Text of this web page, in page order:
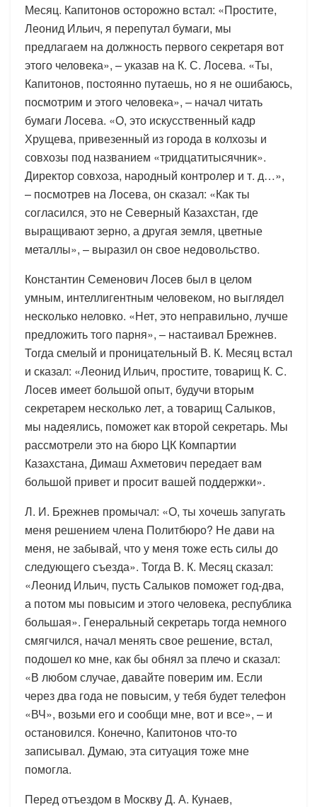
Месяц. Капитонов осторожно встал: «Простите,
Леонид Ильич, я перепутал бумаги, мы
предлагаем на должность первого секретаря вот
этого человека», – указав на К. С. Лосева. «Ты,
Капитонов, постоянно путаешь, но я не ошибаюсь,
посмотрим и этого человека», – начал читать
бумаги Лосева. «О, это искусственный кадр
Хрущева, привезенный из города в колхозы и
совхозы под названием «тридцатитысячник».
Директор совхоза, народный контролер и т. д…»,
– посмотрев на Лосева, он сказал: «Как ты
согласился, это не Северный Казахстан, где
выращивают зерно, а другая земля, цветные
металлы», – выразил он свое недовольство.
Константин Семенович Лосев был в целом
умным, интеллигентным человеком, но выглядел
несколько неловко. «Нет, это неправильно, лучше
предложить того парня», – настаивал Брежнев.
Тогда смелый и проницательный В. К. Месяц встал
и сказал: «Леонид Ильич, простите, товарищ К. С.
Лосев имеет большой опыт, будучи вторым
секретарем несколько лет, а товарищ Салыков,
мы надеялись, поможет как второй секретарь. Мы
рассмотрели это на бюро ЦК Компартии
Казахстана, Димаш Ахметович передает вам
большой привет и просит вашей поддержки».
Л. И. Брежнев промычал: «О, ты хочешь запугать
меня решением члена Политбюро? Не дави на
меня, не забывай, что у меня тоже есть силы до
следующего съезда». Тогда В. К. Месяц сказал:
«Леонид Ильич, пусть Салыков поможет год-два,
а потом мы повысим и этого человека, республика
большая». Генеральный секретарь тогда немного
смягчился, начал менять свое решение, встал,
подошел ко мне, как бы обнял за плечо и сказал:
«В любом случае, давайте поверим им. Если
через два года не повысим, у тебя будет телефон
«ВЧ», возьми его и сообщи мне, вот и все», – и
остановился. Конечно, Капитонов что-то
записывал. Думаю, эта ситуация тоже мне
помогла.
Перед отъездом в Москву Д. А. Кунаев,